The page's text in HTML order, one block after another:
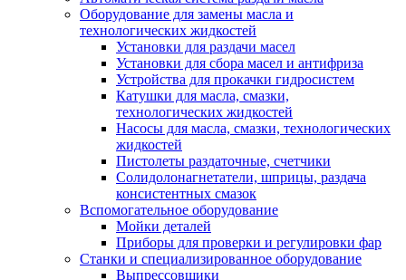
Оборудование для замены масла и
технологических жидкостей
Установки для раздачи масел
Установки для сбора масел и антифриза
Устройства для прокачки гидросистем
Катушки для масла, смазки,
технологических жидкостей
Насосы для масла, смазки, технологических
жидкостей
Пистолеты раздаточные, счетчики
Солидолонагнетатели, шприцы, раздача
консистентных смазок
Вспомогательное оборудование
Мойки деталей
Приборы для проверки и регулировки фар
Станки и специализированное оборудование
Выпрессовщики